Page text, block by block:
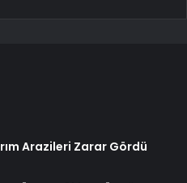
Arazileri Zarar Gördü